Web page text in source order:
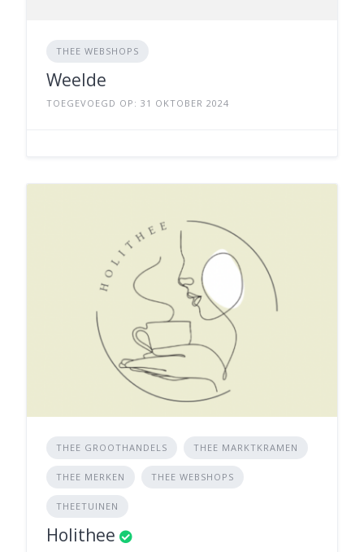
THEE WEBSHOPS
Weelde
TOEGEVOEGD OP: 31 OKTOBER 2024
THEE GROOTHANDELS THEE MARKTKRAMEN
THEE MERKEN THEE WEBSHOPS
THEETUINEN
Holithee